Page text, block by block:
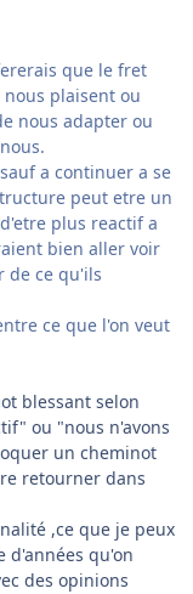
que le fret
plaisent ou
nous adapter ou
a continuer a se
peut etre un
plus reactif a
bien aller voir
de ce qu'ils
ce que l'on veut
blessant selon
ou "nous n'avons
un cheminot
retourner dans
,ce que je peux
d'années qu'on
des opinions